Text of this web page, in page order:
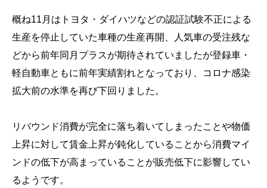
概ね11月はトヨタ・ダイハツなどの認証試験不正による
生産を停止していた車種の生産再開、人気車の受注残な
どから前年同月プラスが期待されていましたが登録車・
軽自動車ともに前年実績割れとなっており、コロナ感染
拡大前の水準を再び下回りました。
リバウンド消費が完全に落ち着いてしまったことや物価
上昇に対して賃金上昇が鈍化していることから消費マイ
ンドの低下が高まっていることが販売低下に影響してい
るようです。